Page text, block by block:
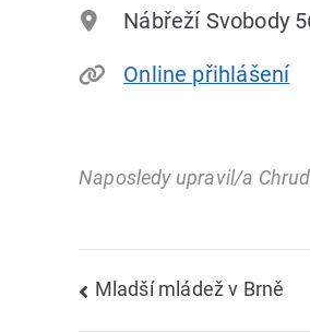
Nábřeží Svobody
Online přihlášení
Naposledy upravil/a
Navigace
Mladší mládež v Brně